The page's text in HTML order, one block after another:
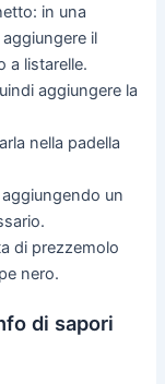
in una
il
a listarelle.
aggiungere la
nella padella
un
di prezzemolo
nero.
di sapori